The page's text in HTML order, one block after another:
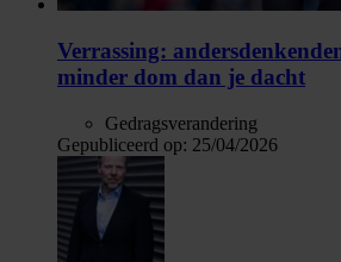
Verrassing:
minder dom dan je dacht
Gedragsverandering
Gepubliceerd op: 25/04/2026